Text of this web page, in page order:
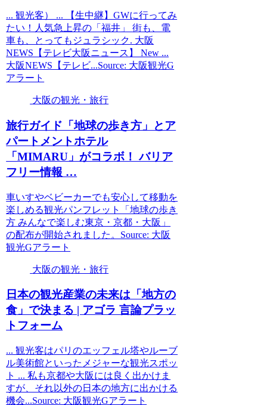
... 観光客） ... 【生中継】GWに行ってみ
たい！人気急上昇の「福井」 街も、電
車も、とってもジュラシック. 大阪
NEWS【テレビ大阪ニュース】 New ...
大阪NEWS【テレビ...Source: 大阪観光G
アラート
大阪の観光・旅行
旅行ガイド「地球の歩き方」とア
パートメントホテル
「MIMARU」がコラボ！ バリア
フリー情報 …
車いすやベビーカーでも安心して移動を
楽しめる観光パンフレット「地球の歩き
方 みんなで楽しむ東京・京都・大阪」
の配布が開始されました。Source: 大阪
観光Gアラート
大阪の観光・旅行
日本の観光産業の未来は「地方の
食」で決まる | アゴラ 言論プラッ
トフォーム
... 観光客はパリのエッフェル塔やルーブ
ル美術館といったメジャーな観光スポッ
ト ... 私も京都や大阪には良く出かけま
すが、それ以外の日本の地方に出かける
機会...Source: 大阪観光Gアラート